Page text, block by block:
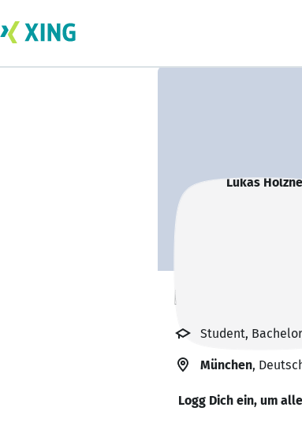
Lukas Holzner
Student,
München,
Logg Dich ein, um